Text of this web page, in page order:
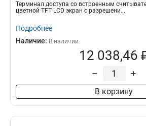
Терминал доступа со встроенным
цветной TFT LCD экран с разрешени...
Подробнее
Наличие: В наличии
12 038,46
– +
В корзину